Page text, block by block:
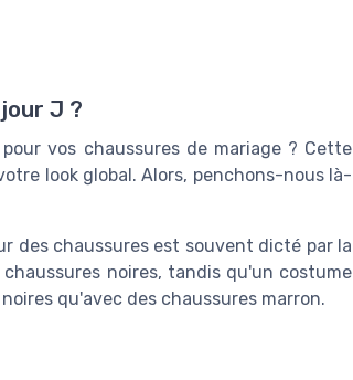
J ?
vos chaussures de mariage ? Cette
look global. Alors, penchons-nous là-
des chaussures est souvent dicté par la
noires, tandis qu'un costume
qu'avec des chaussures marron.